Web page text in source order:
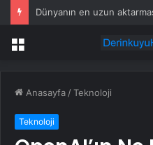
Menü
Anasayfa /Teknoloji
Teknoloji